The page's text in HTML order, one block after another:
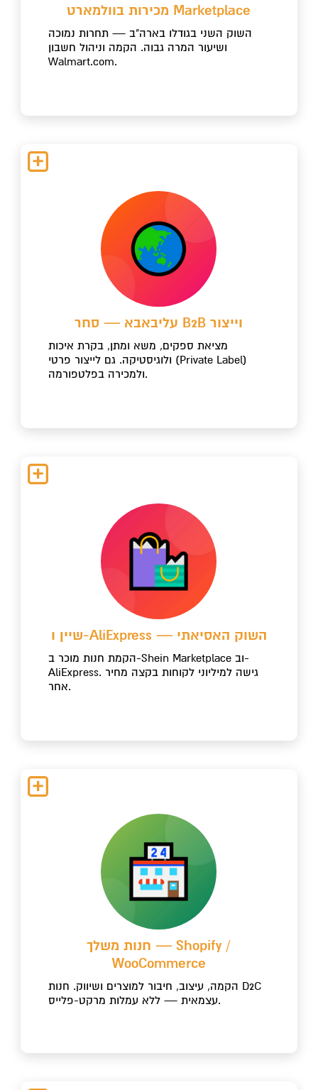
מכירות בוולמארט Marketplace
השוק השני בגודלו בארה"ב — תחרות נמוכה
ושיעור המרה גבוה. הקמה וניהול חשבון
Walmart.com.
עליבאבא — סחר B2B וייצור
מציאת ספקים, משא ומתן, בקרת איכות
ולוגיסטיקה. גם לייצור פרטי (Private Label)
ולמכירה בפלטפורמה.
שיין ו-AliExpress — השוק האסיאתי
הקמת חנות מוכר ב-Shein Marketplace וב-
AliExpress. גישה למיליוני לקוחות בקצה מחיר
אחר.
חנות משלך — Shopify /
WooCommerce
הקמה, עיצוב, חיבור למוצרים ושיווק. חנות D2C
עצמאית — ללא עמלות מרקט-פלייס.